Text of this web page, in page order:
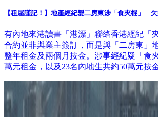
【租屋謹記！】地產經紀變二房東涉「食夾棍」
有內地來港讀書「港漂」聯絡香港經紀「
合約並非與業主簽訂，而是與「二房東」
整年租金及兩個月按金。涉事經紀疑「食
萬元租金，以及23名內地生共約50萬元按
已人去留空，警方列求警協助。地產代理
投訴，個案仍在跟進調查。